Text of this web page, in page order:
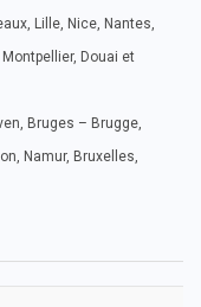
Lille, Nice, Nantes,
Douai et
Bruges – Brugge,
Namur, Bruxelles,